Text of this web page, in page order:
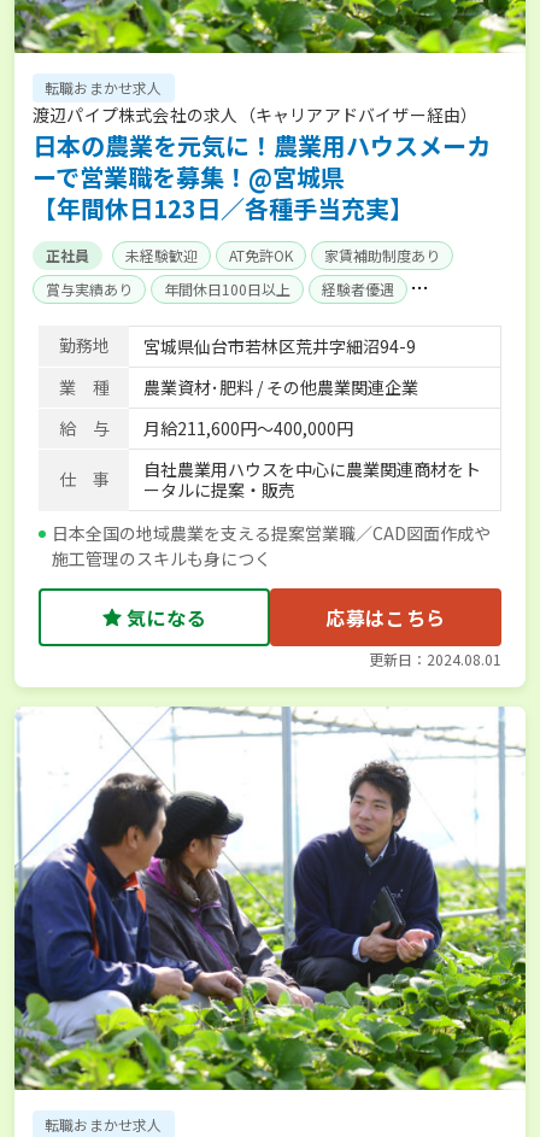
転職おまかせ求人
渡辺パイプ株式会社の求人（キャリアアドバイザー経由）
日本の農業を元気に！農業用ハウスメーカ
ーで営業職を募集！@宮城県
【年間休日123日／各種手当充実】
正社員 未経験歓迎 AT免許OK
家賃補助制度あり
賞与実績あり
年間休日100日以上
経験者優遇
産休･育休取得実績あり
社会保険完備 単身寮あり
勤務地
宮城県仙台市若林区荒井字細沼94-9
業 種
農業資材･肥料 / その他農業関連企業
給 与
月給211,600円～400,000円
仕 事
自社農業用ハウスを中心に農業関連商材をト
ータルに提案・販売
日本全国の地域農業を支える提案営業職／CAD図面作成や
施工管理のスキルも身につく
気になる 応募はこちら
更新日：2024.08.01
転職おまかせ求人